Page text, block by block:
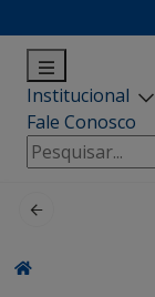
Institucional
Fale Conosco
Pesquisar
por: